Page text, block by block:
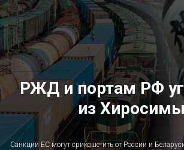
РЖД и портам РФ
из
Санкции ЕС могут срикошетить от России и